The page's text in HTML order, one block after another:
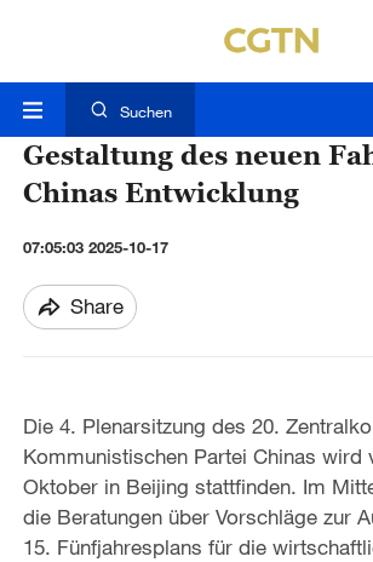
Suchen
Gestaltung des neuen
Chinas Entwicklung
07:05:03 2025-10-17
Share
Die 4. Plenarsitzung des 20.
Kommunistischen Partei Chinas wird
Oktober in Beijing stattfinden. Im
die Beratungen über Vorschläge zur
15. Fünfjahresplans für die